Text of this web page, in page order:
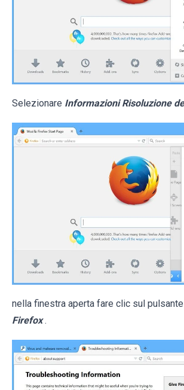
Selezionare Informazioni Risoluzione
nella finestra aperta fare clic sul pulsante
Firefox .